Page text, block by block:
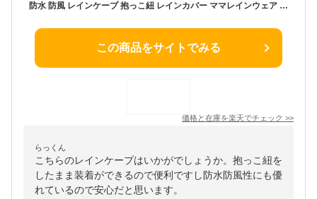
防水 防風 レインケープ 抱っこ紐 レインカバー ママレインウェア ママ ポンチョ 出産祝い 出産準備祝い プレゼント レインウェア レインケープ レディースレイン メンズレイン レインコート レインポンチョ 自転車 バイク レインスカート
この商品をサイトでみる
価格と在庫を楽天でチェック >>
らっくん
こちらのレインケープはいかがでしょうか。抱っこ紐を
したまま装着ができるので便利ですし防水防風性にも優
れているので安心だと思います。